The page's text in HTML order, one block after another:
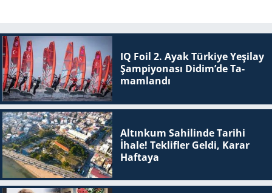
IQ Foil 2. Ayak Tür­ki­ye Ye­şi­lay
Şam­pi­yo­na­sı Didim’de Ta­
mam­lan­dı
Altınkum Sahilinde Tarihi
İhale! Teklifler Geldi, Karar
Haftaya